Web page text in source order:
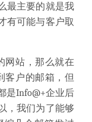
最主要的就是我
有可能与客户取
网站，那么就在
客户的邮箱，但
是Info@+企业后
，我们为了能够